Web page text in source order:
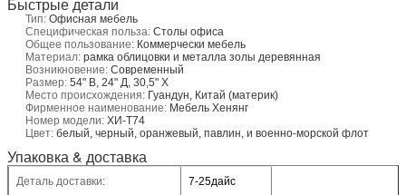
Тип: Офисная мебель
Специфическая польза: Столы офиса
Общее пользование: Коммерчески мебель
Материал: рамка облицовки и металла золы деревянная
Возникновение: Современный
Размер: 54" В, 24" Д, 30,5" Х
Место происхождения: Гуандун, Китай (материк)
Фирменное наименование: Мебель Хенянг
Номер модели: ХИ-Т74
Цвет: белый, черный, оранжевый, павлин, и военно-морской флот
Упаковка & доставка
Деталь доставки: 7-25дайс